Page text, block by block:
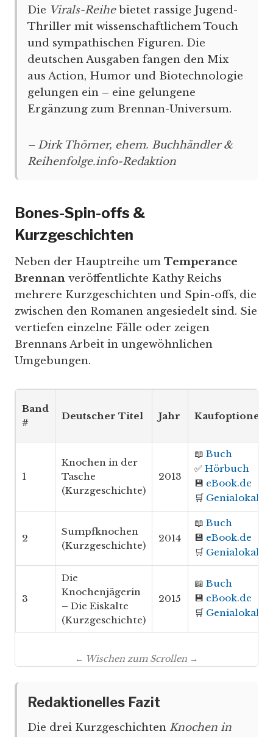
Die Virals-Reihebietet rassige Jugend-
Thriller mit wissenschaftlichem Touch
und sympathischen Figuren. Die
deutschen Ausgaben fangen den Mix
aus Action, Humor und Biotechnologie
gelungen ein – eine gelungene
Ergänzung zum Brennan-Universum.
– Dirk Thörner, ehem. Buchhändler &
Reihenfolge.info-Redaktion
Bones-Spin-offs &
Kurzgeschichten
Neben der Hauptreihe um Temperance
Brennan veröffentlichte Kathy Reichs
mehrere Kurzgeschichten und Spin-offs, die
zwischen den Romanen angesiedelt sind. Sie
vertiefen einzelne Fälle oder zeigen
Brennans Arbeit in ungewöhnlichen
Umgebungen.
Band
#
Deutscher Titel Jahr Kaufoptionen*
1
Knochen in der
Tasche
(Kurzgeschichte)
2013
📖 Buch
✅ Hörbuch
💾 eBook.de
🛒 Genialokal
2
Sumpfknochen
(Kurzgeschichte)
2014
📖 Buch
💾 eBook.de
🛒 Genialokal
3
Die
Knochenjägerin
– Die Eiskalte
(Kurzgeschichte)
2015
📖 Buch
💾 eBook.de
🛒 Genialokal
← Wischen zum Scrollen →
Redaktionelles Fazit
Die drei Kurzgeschichten Knochen in